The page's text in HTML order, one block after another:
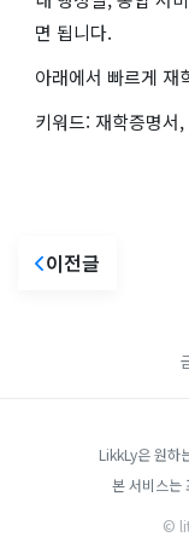
면 됩니다.
아래에서 빠르게 재
키워드: 재학증명서
이전글
LikkLy은 원하
본 서비스는
©